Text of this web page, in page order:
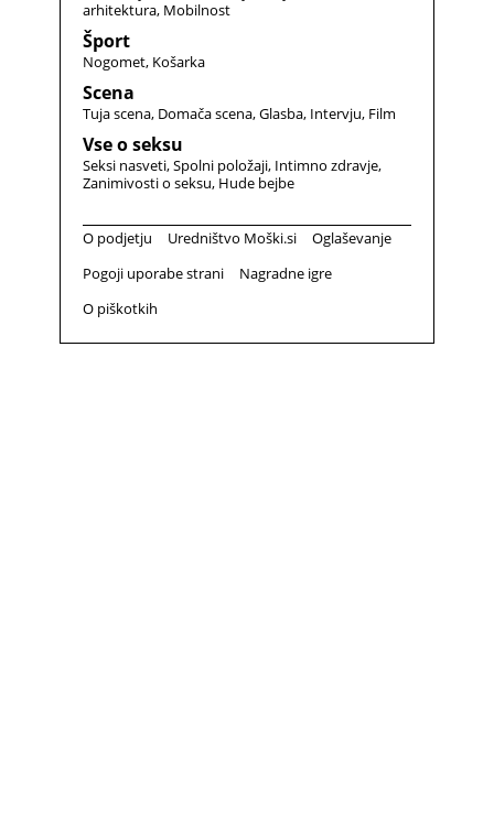
arhitektura Mobilnost
Šport
Nogomet Košarka
Scena
Tuja scena Domača scena Glasba Intervju Film
Vse o seksu
Seksi nasveti Spolni položaji Intimno zdravje
Zanimivosti o seksu Hude bejbe
O podjetju Uredništvo Moški.si
Oglaševanje
Pogoji uporabe strani
Nagradne igre
O piškotkih